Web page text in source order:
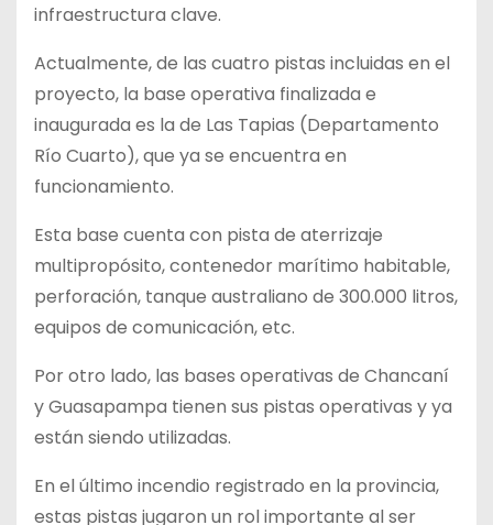
infraestructura clave.
Actualmente, de las cuatro pistas incluidas en el
proyecto, la base operativa finalizada e
inaugurada es la de Las Tapias (Departamento
Río Cuarto), que ya se encuentra en
funcionamiento.
Esta base cuenta con pista de aterrizaje
multipropósito, contenedor marítimo habitable,
perforación, tanque australiano de 300.000 litros,
equipos de comunicación, etc.
Por otro lado, las bases operativas de Chancaní
y Guasapampa tienen sus pistas operativas y ya
están siendo utilizadas.
En el último incendio registrado en la provincia,
estas pistas jugaron un rol importante al ser